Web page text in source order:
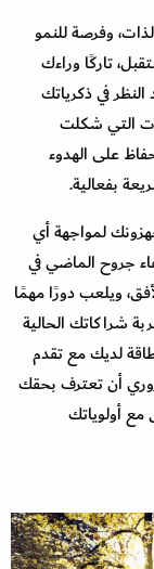
وفرصة للنمو
تاركًا وراءك
في ذكرياتك
التي شكلت
على الهدوء
بفعالية.
لمواجهة أي
جروح الماضي في
ويلعب دورًا مهمًا
شراكاتك الحالية
لديك مع تقدم
أن تعترف بحقك
أولوياتك